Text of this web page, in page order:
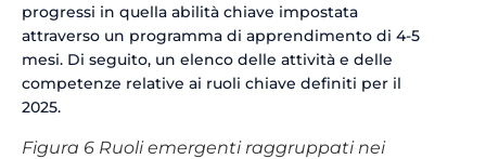
progressi in quella abilità chiave impostata
attraverso un programma di apprendimento di 4-5
mesi. Di seguito, un elenco delle attività e delle
competenze relative ai ruoli chiave definiti per il
2025.
Figura 6 Ruoli emergenti raggruppati nei